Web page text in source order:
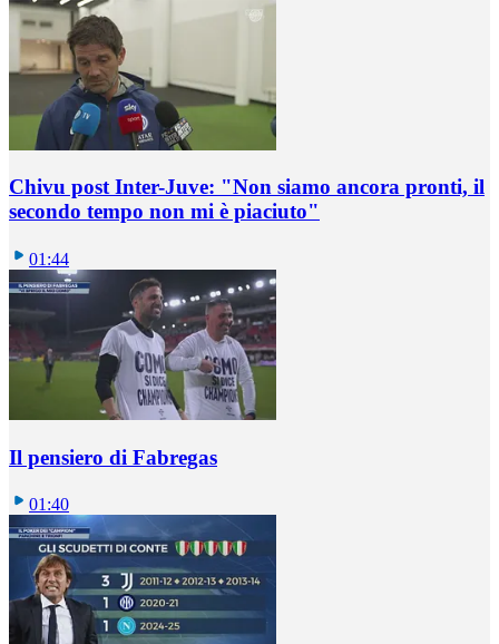
Chivu post Inter-Juve: "Non siamo ancora pronti, il
secondo tempo non mi è piaciuto"
01:44
Il pensiero di Fabregas
01:40